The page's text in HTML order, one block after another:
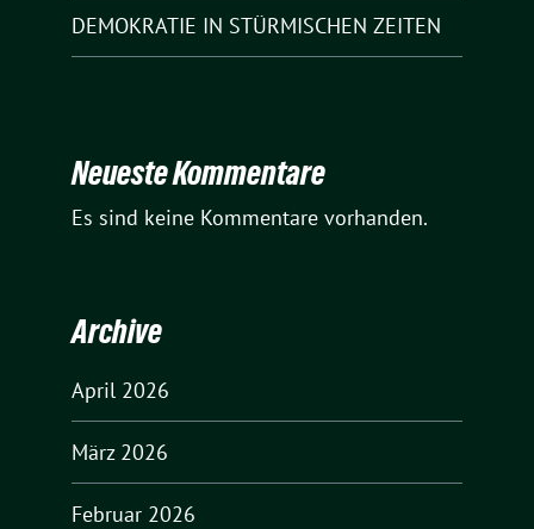
DEMOKRATIE IN STÜRMISCHEN ZEITEN
Neueste Kommentare
Es sind keine Kommentare vorhanden.
Archive
April 2026
März 2026
Februar 2026